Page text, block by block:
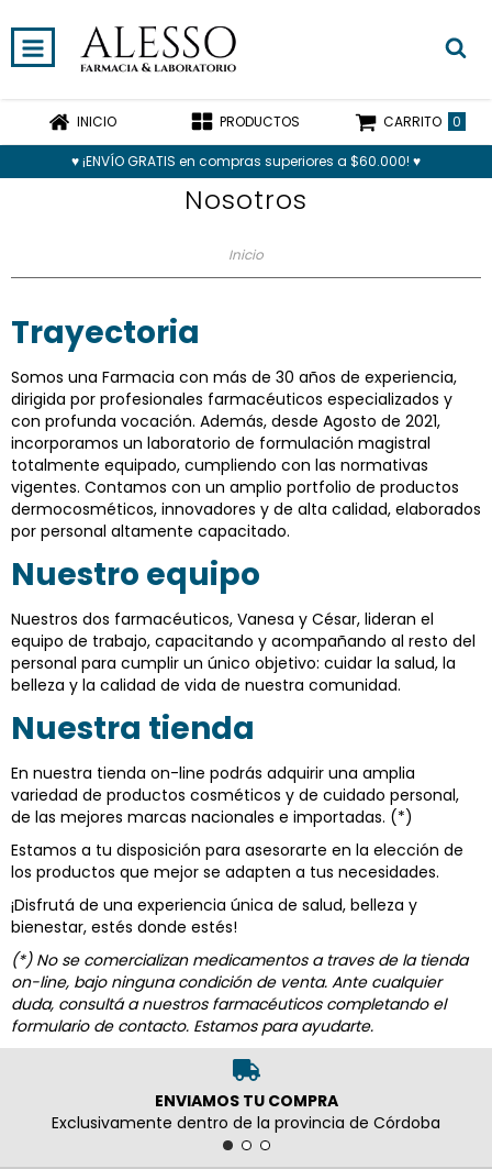
INICIO PRODUCTOS CARRITO 0
♥ ¡ENVÍO GRATIS en compras superiores a $60.000! ♥
Nosotros
Inicio
Trayectoria
Somos una Farmacia con más de 30 años de experiencia,
dirigida por profesionales farmacéuticos especializados y
con profunda vocación. Además, desde Agosto de 2021,
incorporamos un laboratorio de formulación magistral
totalmente equipado, cumpliendo con las normativas
vigentes. Contamos con un amplio portfolio de productos
dermocosméticos, innovadores y de alta calidad, elaborados
por personal altamente capacitado.
Nuestro equipo
Nuestros dos farmacéuticos, Vanesa y César, lideran el
equipo de trabajo, capacitando y acompañando al resto del
personal para cumplir un único objetivo: cuidar la salud, la
belleza y la calidad de vida de nuestra comunidad.
Nuestra tienda
En nuestra tienda on-line podrás adquirir una amplia
variedad de productos cosméticos y de cuidado personal,
de las mejores marcas nacionales e importadas. (*)
Estamos a tu disposición para asesorarte en la elección de
los productos que mejor se adapten a tus necesidades.
¡Disfrutá de una experiencia única de salud, belleza y
bienestar, estés donde estés!
(*) No se comercializan medicamentos a traves de la tienda
on-line, bajo ninguna condición de venta. Ante cualquier
duda, consultá a nuestros farmacéuticos completando el
formulario de contacto. Estamos para ayudarte.
ENVIAMOS TU COMPRA
Exclusivamente dentro de la provincia de Córdoba